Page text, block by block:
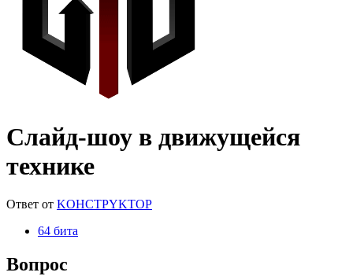
Слайд-шоу в движущейся
технике
Ответ от KOHCTPYKTOP
64 бита
Вопрос